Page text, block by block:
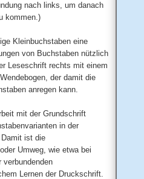
nach links, um danach
kommen.)
Kleinbuchstaben eine
von Buchstaben nützlich
Leseschrift rechts mit einem
der damit die
anregen kann.
mit der Grundschrift
in der
ist die
Umweg, wie etwa bei
verbundenden
Lernen der Druckschrift.